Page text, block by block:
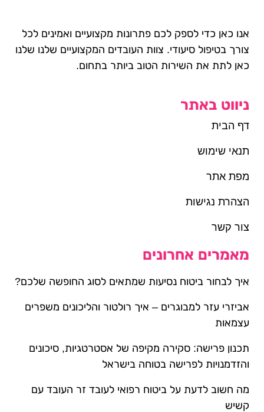
אנו כאן כדי לספק לכם פתרונות מקצועיים ואמינים לכל
צורך בטיפול סיעודי. צוות העובדים המקצועיים שלנו שלנו
כאן לתת את השירות הטוב ביותר בתחום.
ניווט באתר
דף הבית
תנאי שימוש
מפת אתר
הצהרת נגישות
צור קשר
מאמרים אחרונים
איך לבחור ביטוח נסיעות שמתאים לסוג החופשה שלכם?
אביזרי עזר למבוגרים – איך רולטור והליכונים משפרים
עצמאות
תכנון פרישה: סקירה מקיפה של אסטרטגיות, סיכונים
והזדמנויות לפרישה בטוחה בישראל
מה חשוב לדעת על ביטוח רפואי לעובד זר העובד עם
קשיש